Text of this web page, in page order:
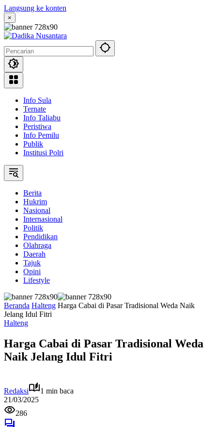
Langsung ke konten
×
Info Sula
Ternate
Info Taliabu
Peristiwa
Info Pemilu
Publik
Institusi Polri
Berita
Hukrim
Nasional
Internasional
Politik
Pendidikan
Olahraga
Daerah
Tajuk
Opini
Lifestyle
Beranda Halteng Harga Cabai di Pasar Tradisional Weda Naik
Jelang Idul Fitri
Halteng
Harga Cabai di Pasar Tradisional Weda
Naik Jelang Idul Fitri
Redaksi
1 min baca
21/03/2025
286